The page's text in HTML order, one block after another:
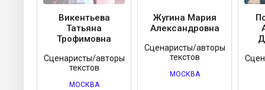
Викентьева
Татьяна
Трофимовна
Сценаристы/авторы
текстов
МОСКВА
Жугина Мария
Александровна
Сценаристы/авторы
текстов
МОСКВА